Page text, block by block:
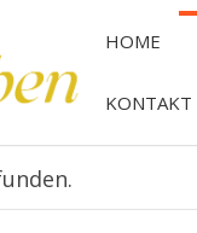
HOME
KONTAKT